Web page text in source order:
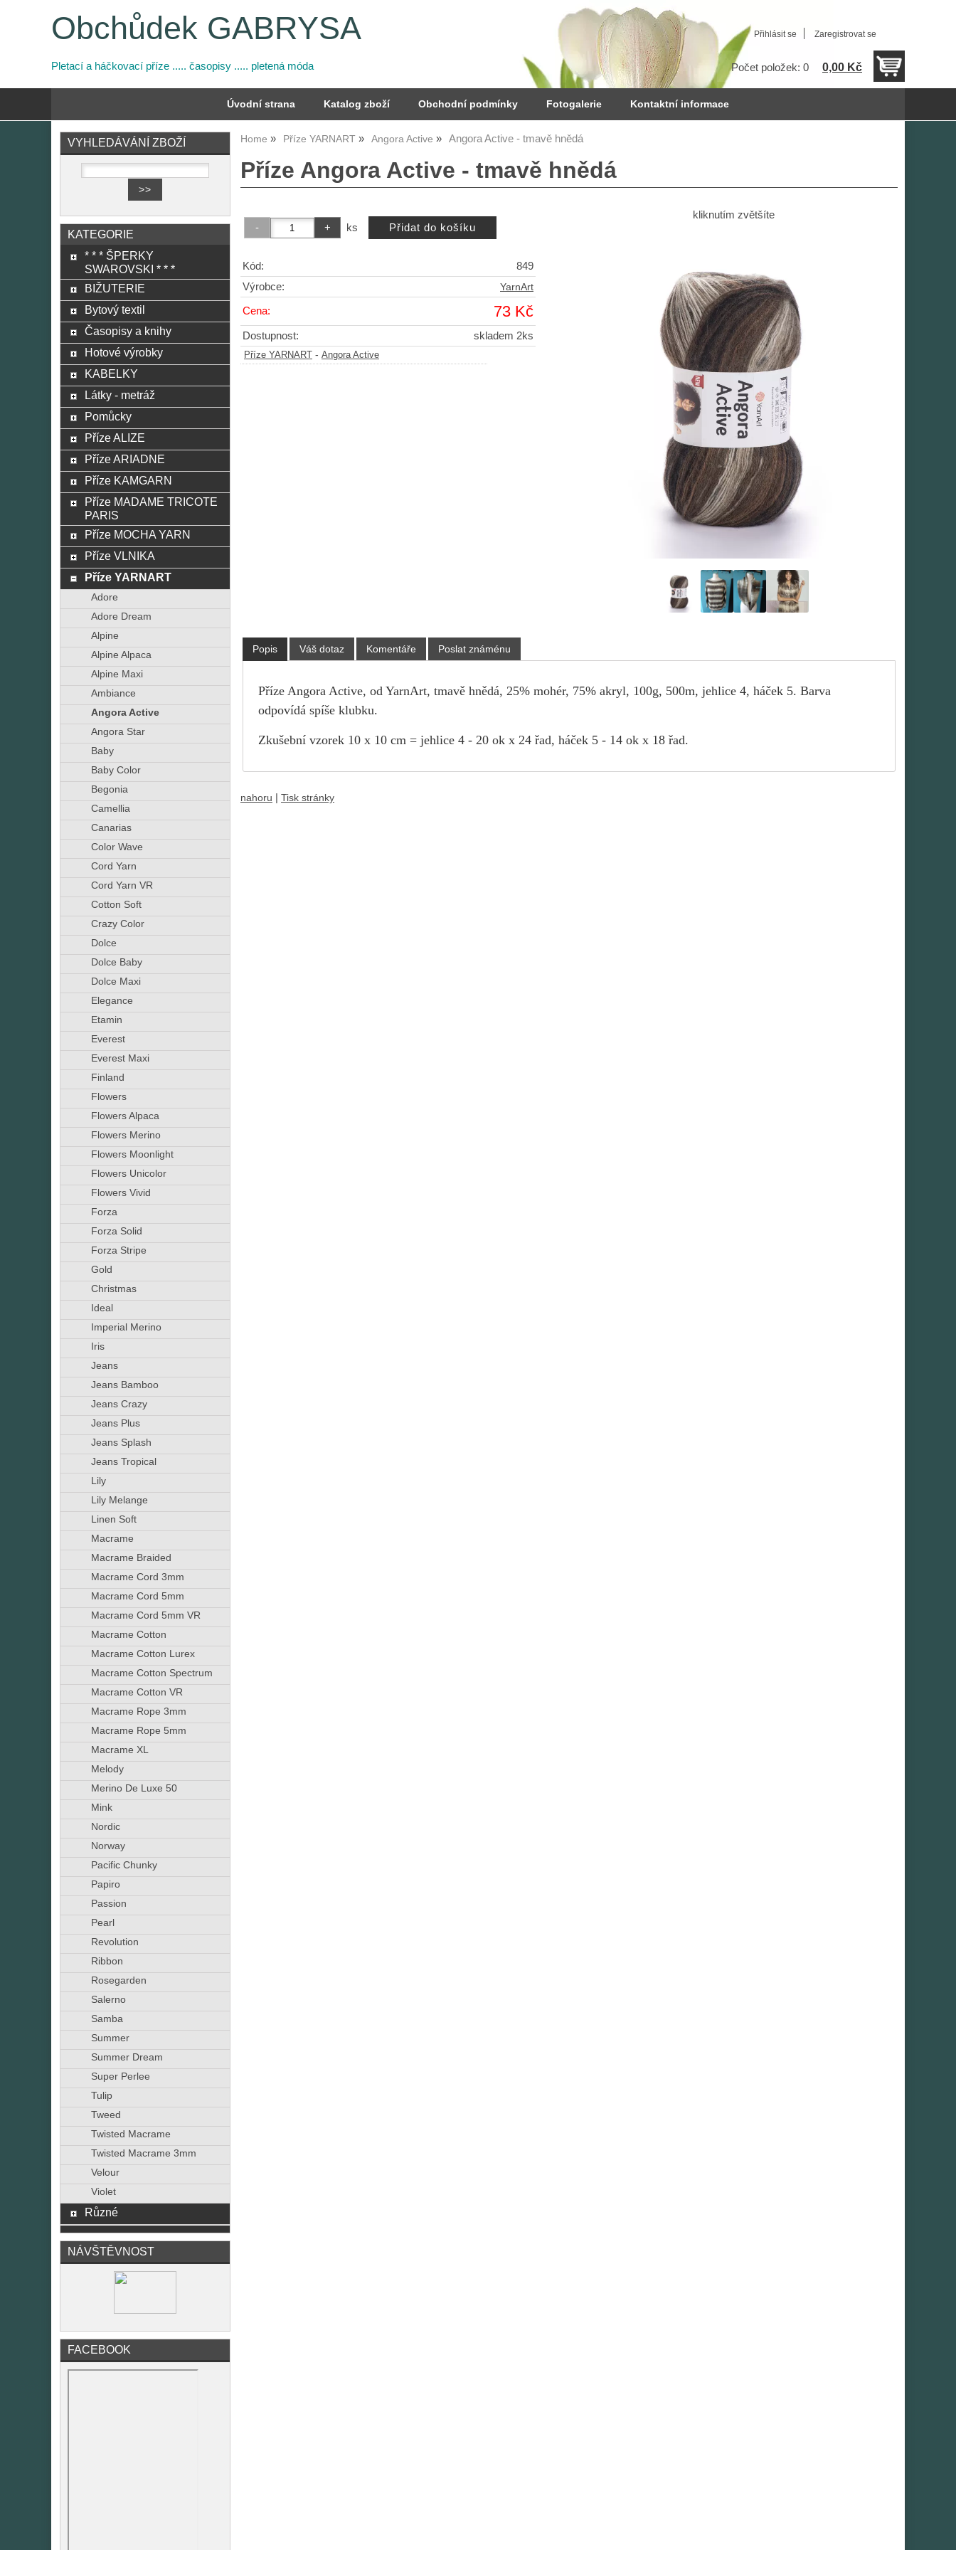
Přihlásit se Zaregistrovat se
Počet položek: 0 0,00 Kč
Obchůdek GABRYSA
Pletací a háčkovací příze ..... časopisy ..... pletená móda
Úvodní strana Katalog zboží Obchodní podmínky Fotogalerie Kontaktní informace
Home Příze YARNART Angora Active Angora Active - tmavě hnědá
Příze Angora Active - tmavě hnědá
kliknutím zvětšíte
ks
Kód:
849
Výrobce:
YarnArt
Cena: 73 Kč
Dostupnost: skladem 2ks
Příze YARNART - Angora Active
Popis Váš dotaz Komentáře Poslat známénu
Příze Angora Active, od YarnArt, tmavě hnědá, 25% mohér, 75% akryl, 100g, 500m, jehlice 4, háček 5. Barva
odpovídá spíše klubku.
Zkušební vzorek 10 x 10 cm = jehlice 4 - 20 ok x 24 řad, háček 5 - 14 ok x 18 řad.
nahoru Tisk stránky
VYHLEDÁVÁNÍ ZBOŽÍ
KATEGORIE
* * * ŠPERKY
SWAROVSKI * * *
BIŽUTERIE
Bytový textil
Časopisy a knihy
Hotové výrobky
KABELKY
Látky - metráž
Pomůcky
Příze ALIZE
Příze ARIADNE
Příze KAMGARN
Příze MADAME TRICOTE
PARIS
Příze MOCHA YARN
Příze VLNIKA
Příze YARNART
Adore
Adore Dream
Alpine
Alpine Alpaca
Alpine Maxi
Ambiance
Angora Active
Angora Star
Baby
Baby Color
Begonia
Camellia
Canarias
Color Wave
Cord Yarn
Cord Yarn VR
Cotton Soft
Crazy Color
Dolce
Dolce Baby
Dolce Maxi
Elegance
Etamin
Everest
Everest Maxi
Finland
Flowers
Flowers Alpaca
Flowers Merino
Flowers Moonlight
Flowers Unicolor
Flowers Vivid
Forza
Forza Solid
Forza Stripe
Gold
Christmas
Ideal
Imperial Merino
Iris
Jeans
Jeans Bamboo
Jeans Crazy
Jeans Plus
Jeans Splash
Jeans Tropical
Lily
Lily Melange
Linen Soft
Macrame
Macrame Braided
Macrame Cord 3mm
Macrame Cord 5mm
Macrame Cord 5mm VR
Macrame Cotton
Macrame Cotton Lurex
Macrame Cotton Spectrum
Macrame Cotton VR
Macrame Rope 3mm
Macrame Rope 5mm
Macrame XL
Melody
Merino De Luxe 50
Mink
Nordic
Norway
Pacific Chunky
Papiro
Passion
Pearl
Revolution
Ribbon
Rosegarden
Salerno
Samba
Summer
Summer Dream
Super Perlee
Tulip
Tweed
Twisted Macrame
Twisted Macrame 3mm
Velour
Violet
Různé
NÁVŠTĚVNOST
FACEBOOK